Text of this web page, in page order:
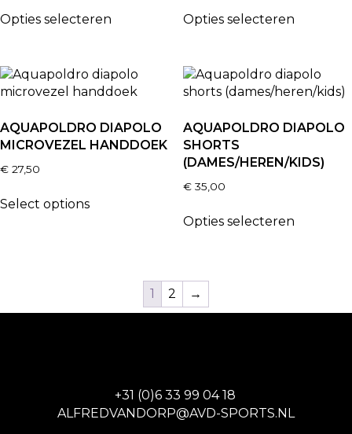
Opties selecteren Opties selecteren
AQUAPOLDRO DIAPOLO
MICROVEZEL HANDDOEK
€ 27,50
Select options
AQUAPOLDRO DIAPOLO
SHORTS
(DAMES/HEREN/KIDS)
€35,00
Opties selecteren
1 2 →
+31 (0)6 33 99 04 18
ALFREDVANDORP@AVD-SPORTS.NL